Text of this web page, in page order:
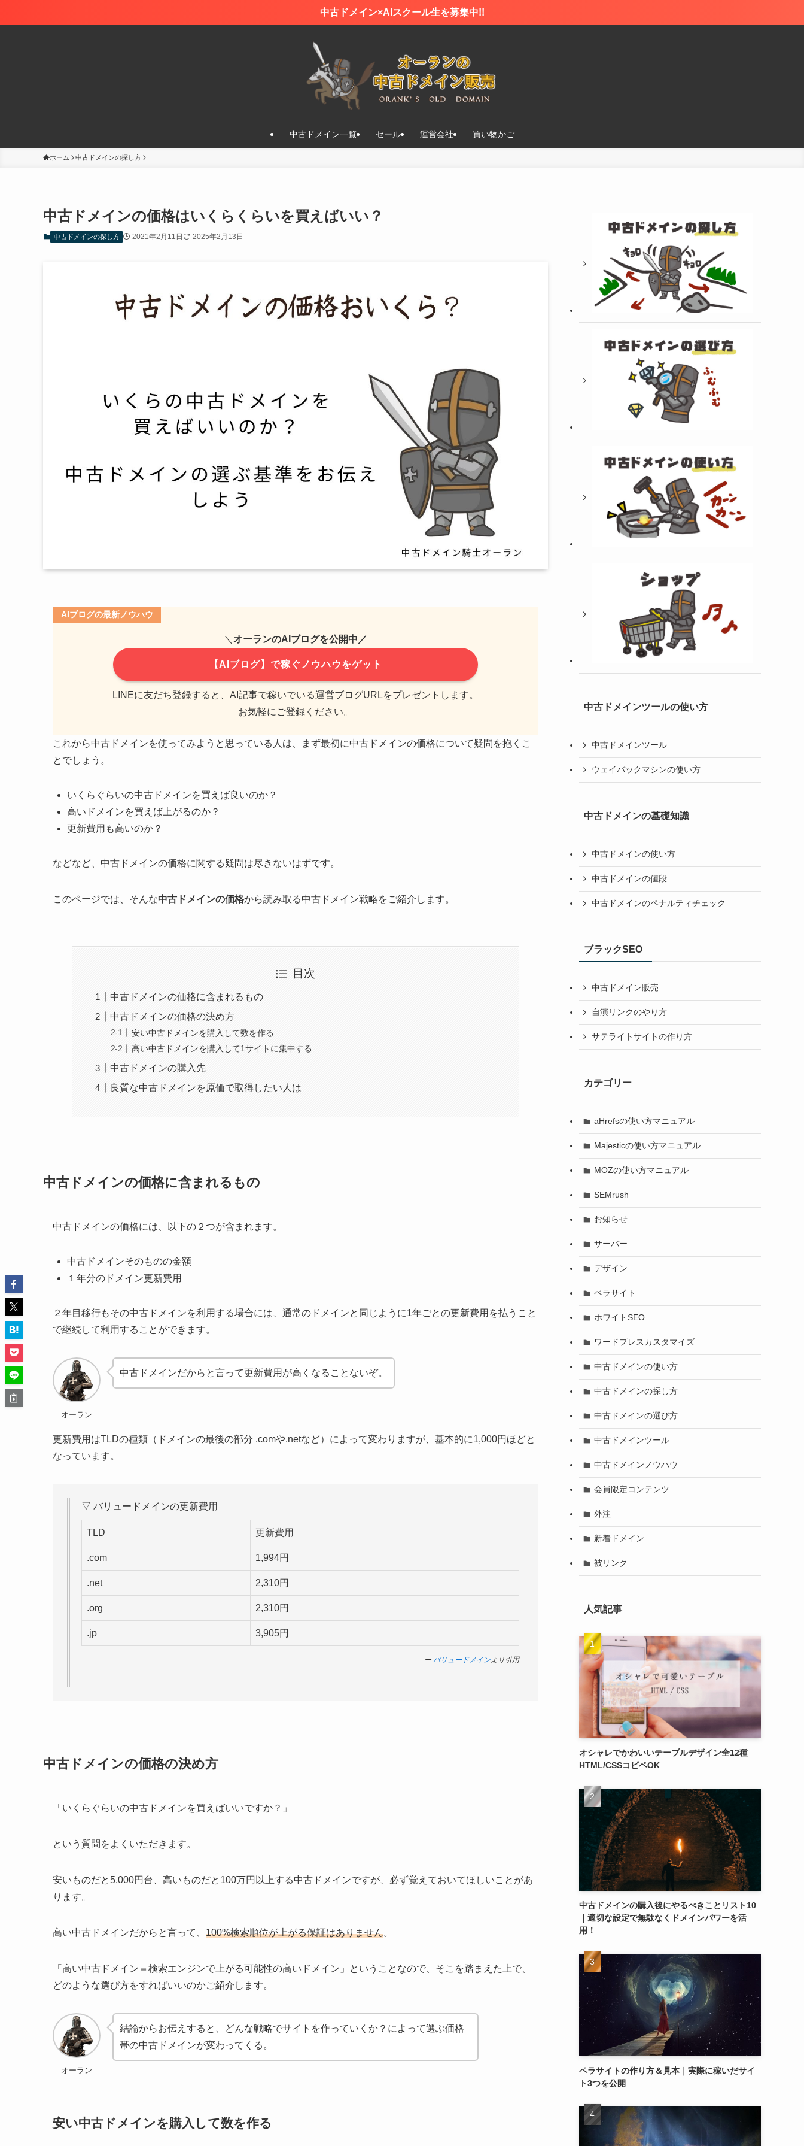
中古ドメイン×AIスクール生を募集中!!
中古ドメイン一覧 セール 運営会社 買い物かご
ホーム 中古ドメインの探し方
中古ドメインの価格はいくらくらいを買えばいい？
中古ドメインの探し方 2021年2月11日 2025年2月13日
AIブログの最新ノウハウ
＼ オーランのAIブログを公開中／
【AIブログ】で稼ぐノウハウをゲット
LINEに友だち登録すると、AI記事で稼いでいる運営ブログURLをプレゼントします。
お気軽にご登録ください。
これから中古ドメインを使ってみようと思っている人は、まず最初に中古ドメインの価格について疑問を抱くこ
とでしょう。
いくらぐらいの中古ドメインを買えば良いのか？
高いドメインを買えば上がるのか？
更新費用も高いのか？
などなど、中古ドメインの価格に関する疑問は尽きないはずです。
このページでは、そんな中古ドメインの価格から読み取る中古ドメイン戦略をご紹介します。
目次
中古ドメインの価格に含まれるもの
中古ドメインの価格の決め方
安い中古ドメインを購入して数を作る
高い中古ドメインを購入して1サイトに集中する
中古ドメインの購入先
良質な中古ドメインを原価で取得したい人は
中古ドメインの価格に含まれるもの
中古ドメインの価格には、以下の２つが含まれます。
中古ドメインそのものの金額
１年分のドメイン更新費用
２年目移行もその中古ドメインを利用する場合には、通常のドメインと同じように1年ごとの更新費用を払うこと
で継続して利用することができます。
オーラン
中古ドメインだからと言って更新費用が高くなることないぞ。
更新費用はTLDの種類（ドメインの最後の部分 .comや.netなど）によって変わりますが、基本的に1,000円ほどと
なっています。
▽ バリュードメインの更新費用
TLD 更新費用
.com 1,994円
.net 2,310円
.org 2,310円
.jp 3,905円
ー バリュードメインより引用
中古ドメインの価格の決め方
「いくらぐらいの中古ドメインを買えばいいですか？」
という質問をよくいただきます。
安いものだと5,000円台、高いものだと100万円以上する中古ドメインですが、必ず覚えておいてほしいことがあ
ります。
高い中古ドメインだからと言って、 100%検索順位が上がる保証はありません。
「高い中古ドメイン＝検索エンジンで上がる可能性の高いドメイン」ということなので、そこを踏まえた上で、
どのような選び方をすればいいのかご紹介します。
オーラン
結論からお伝えすると、どんな戦略でサイトを作っていくか？によって選ぶ価格
帯の中古ドメインが変わってくる。
安い中古ドメインを購入して数を作る
中古ドメインツールの使い方
中古ドメインツール
ウェイバックマシンの使い方
中古ドメインの基礎知識
中古ドメインの使い方
中古ドメインの値段
中古ドメインのペナルティチェック
ブラックSEO
中古ドメイン販売
自演リンクのやり方
サテライトサイトの作り方
カテゴリー
aHrefsの使い方マニュアル
Majesticの使い方マニュアル
MOZの使い方マニュアル
SEMrush
お知らせ
サーバー
デザイン
ペラサイト
ホワイトSEO
ワードプレスカスタマイズ
中古ドメインの使い方
中古ドメインの探し方
中古ドメインの選び方
中古ドメインツール
中古ドメインノウハウ
会員限定コンテンツ
外注
新着ドメイン
被リンク
人気記事
オシャレでかわいいテーブルデザイン全12種
HTML/CSSコピペOK
中古ドメインの購入後にやるべきことリスト10
｜適切な設定で無駄なくドメインパワーを活
用！
ペラサイトの作り方＆見本｜実際に稼いだサイ
ト3つを公開